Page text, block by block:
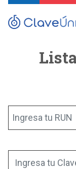
Ingresa tu RUN
Ingresa tu